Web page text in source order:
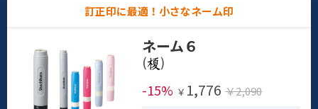
訂正印に最適！小さなネーム印
ネーム６
(
)
-15% ￥ 1,776 ￥2,090